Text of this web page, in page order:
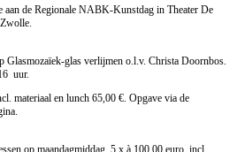
aan de Regionale NABK-Kunstdag in Theater De
Glasmozaïek-glas verlijmen o.l.v. Christa Doornbos.
uur.
materiaal en lunch 65,00 €. Opgave via de